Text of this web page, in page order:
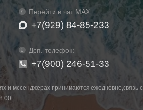
Перейти в чат MAX:
+7(929) 84-85-233
Доп. телефон:
+7(900) 246-51-33
и месенджерах принимаются ежедневно,связь с